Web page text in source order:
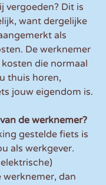
vergoeden? Dit is
want dergelijke
als
De werknemer
die normaal
thuis horen,
jouw eigendom is.
de werknemer?
gestelde fiets is
als werkgever.
werknemer, dan